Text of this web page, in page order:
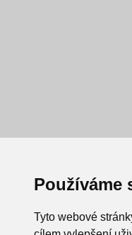
Používáme
Tyto webové